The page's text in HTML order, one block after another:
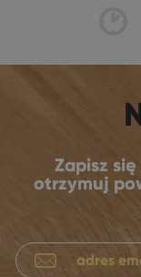
Zapisz
otrzymuj